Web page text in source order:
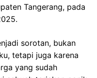
Tangerang, pada
sorotan, bukan
tetapi juga karena
yang sudah